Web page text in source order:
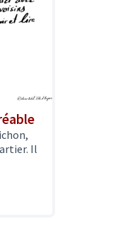
Il